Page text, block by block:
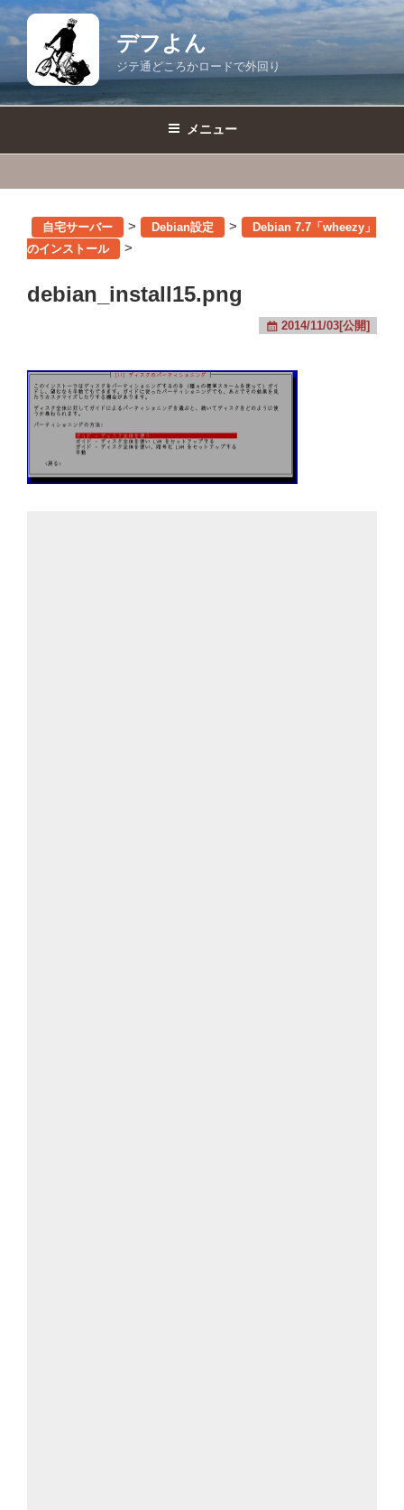
コ
ン
デフよん
ジテ通どころかロードで外回り
メニュー
自宅サーバー > Debian設定 >
Debian 7.7「wheezy」
のインストール
>
debian_install15.png
2014/11/03[公開]